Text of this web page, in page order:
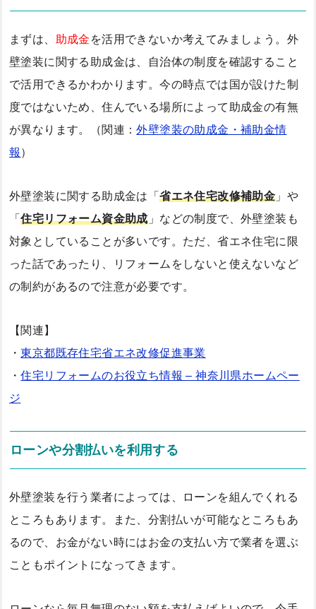
まずは、 助成金 を活用できないか考えてみましょう。外
壁塗装に関する助成金は、自治体の制度を確認すること
で活用できるかわかります。今の時点では国が設けた制
度ではないため、住んでいる場所によって助成金の有無
が異なります。（関連：外壁塗装の助成金・補助金情
報 ）
外壁塗装に関する助成金は「省エネ住宅改修補助金 」や
「住宅リフォーム資金助成」などの制度で、外壁塗装も
対象としていることが多いです。ただ、省エネ住宅に限
った話であったり、リフォームをしないと使えないなど
の制約があるので注意が必要です。
【関連】
・東京都既存住宅省エネ改修促進事業
・住宅リフォームのお役立ち情報 – 神奈川県ホームペー
ジ
ローンや分割払いを利用する
外壁塗装を行う業者によっては、ローンを組んでくれる
ところもあります。また、分割払いが可能なところもあ
るので、お金がない時にはお金の支払い方で業者を選ぶ
こともポイントになってきます。